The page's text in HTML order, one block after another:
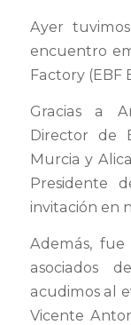
Ayer
encuentro
Factory (EBF
Gracias a
Director de
Murcia y
Presidente
invitación en
Además,
asociados
acudimos al
Vicente